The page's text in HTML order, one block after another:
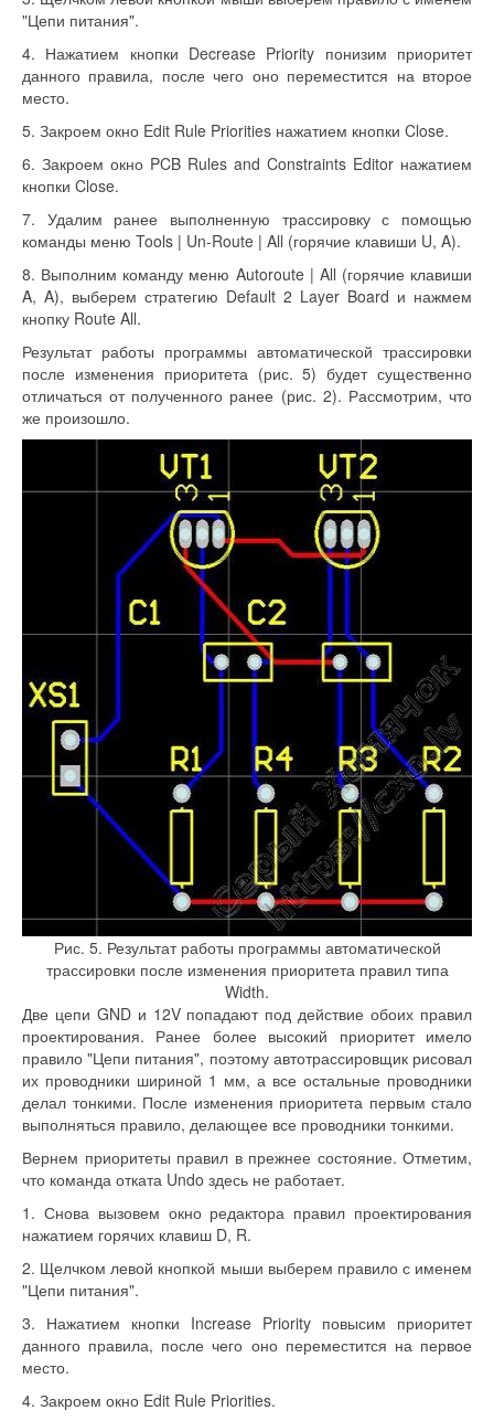
"Цепи питания".
4. Нажатием кнопки Decrease Priority понизим приоритет
данного правила, после чего оно переместится на второе
место.
5. Закроем окно Edit Rule Priorities нажатием кнопки Close.
6. Закроем окно PCB Rules and Constraints Editor нажатием
кнопки Close.
7. Удалим ранее выполненную трассировку с помощью
команды меню Tools | Un-Route | All (горячие клавиши U, A).
8. Выполним команду меню Autoroute | All (горячие клавиши
A, A), выберем стратегию Default 2 Layer Board и нажмем
кнопку Route All.
Результат работы программы автоматической трассировки
после изменения приоритета (рис. 5) будет существенно
отличаться от полученного ранее (рис. 2). Рассмотрим, что
же произошло.
Рис. 5. Результат работы программы автоматической
трассировки после изменения приоритета правил типа
Width.
Две цепи GND и 12V попадают под действие обоих правил
проектирования. Ранее более высокий приоритет имело
правило "Цепи питания", поэтому автотрассировщик рисовал
их проводники шириной 1 мм, а все остальные проводники
делал тонкими. После изменения приоритета первым стало
выполняться правило, делающее все проводники тонкими.
Вернем приоритеты правил в прежнее состояние. Отметим,
что команда отката Undo здесь не работает.
1. Снова вызовем окно редактора правил проектирования
нажатием горячих клавиш D, R.
2. Щелчком левой кнопкой мыши выберем правило с именем
"Цепи питания".
3. Нажатием кнопки Increase Priority повысим приоритет
данного правила, после чего оно переместится на первое
место.
4. Закроем окно Edit Rule Priorities.